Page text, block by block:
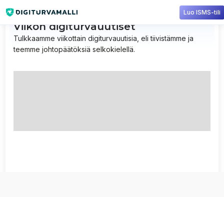
Viikon digiturvauutiset
Tulkkaamme viikottain digiturvauutisia, eli tiivistämme ja
teemme johtopäätöksiä selkokielellä.
Luo ISMS-tili